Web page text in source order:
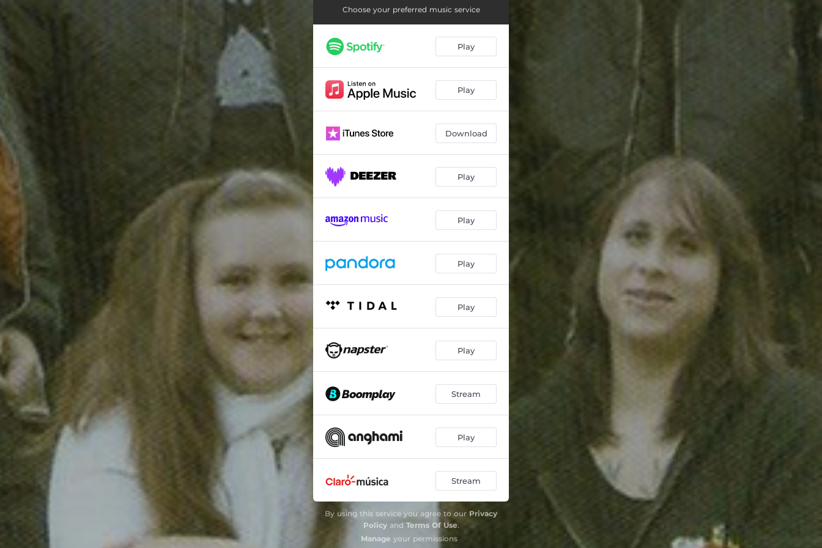
Dö I Sot 03:15
Aldrig Sviker Modet
Götland 02:48
05:45
Eniga Vi Stå 04:52
En Vikings Liv 04:10
Vemodsvisa
Familj Och Fosterland 02:47
Måste Göra Uppror 04:03
Choose your preferred music service
Play
Play
Download
Play
Play
Play
Play
Play
Stream
Play
Stream
By using this service you agree to our Privacy
Policyand Terms Of Use.
Manage your permissions